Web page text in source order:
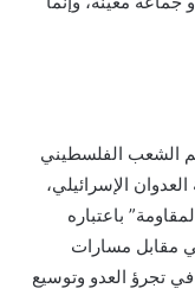
الشعب الفلسطيني
الإسرائيلي،
باعتباره
مقابل مسارات
في تجرؤ العدو وتوسيع